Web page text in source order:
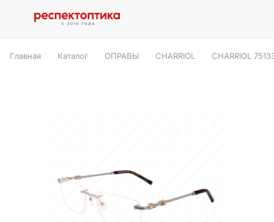
Главная Каталог ОПРАВЫ CHARRIOL CHARRIOL